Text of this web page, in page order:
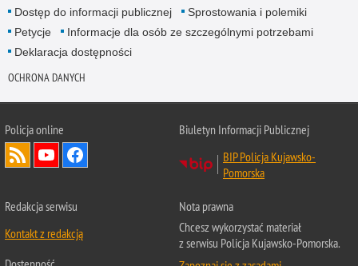
Dostęp do informacji publicznej
Sprostowania i polemiki
Petycje
Informacje dla osób ze szczególnymi potrzebami
Deklaracja dostępności
OCHRONA DANYCH
Policja online
Biuletyn Informacji Publicznej
BIP Policja Kujawsko-
Pomorska
Redakcja serwisu
Kontakt z redakcją
Nota prawna
Chcesz wykorzystać materiał
z serwisu Policja Kujawsko-Pomorska.